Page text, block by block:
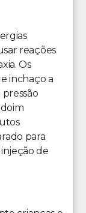
reações
Os
inchaço a
para
de